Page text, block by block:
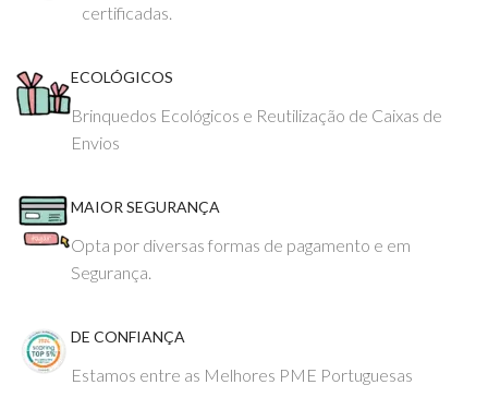
certificadas.
ECOLÓGICOS
Brinquedos Ecológicos e Reutilização de Caixas de
Envios
MAIOR SEGURANÇA
Opta por diversas formas de pagamento e em
Segurança.
DE CONFIANÇA
Estamos entre as Melhores PME Portuguesas